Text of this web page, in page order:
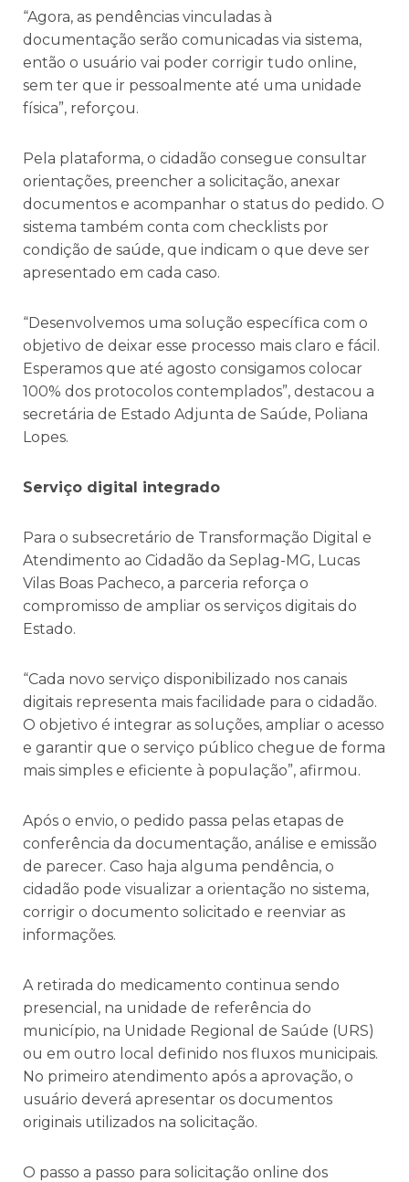
“Agora, as pendências vinculadas à
documentação serão comunicadas via sistema,
então o usuário vai poder corrigir tudo online,
sem ter que ir pessoalmente até uma unidade
física”, reforçou.
Pela plataforma, o cidadão consegue consultar
orientações, preencher a solicitação, anexar
documentos e acompanhar o status do pedido. O
sistema também conta com checklists por
condição de saúde, que indicam o que deve ser
apresentado em cada caso.
“Desenvolvemos uma solução específica com o
objetivo de deixar esse processo mais claro e fácil.
Esperamos que até agosto consigamos colocar
100% dos protocolos contemplados”, destacou a
secretária de Estado Adjunta de Saúde, Poliana
Lopes.
Serviço digital integrado
Para o subsecretário de Transformação Digital e
Atendimento ao Cidadão da Seplag-MG, Lucas
Vilas Boas Pacheco, a parceria reforça o
compromisso de ampliar os serviços digitais do
Estado.
“Cada novo serviço disponibilizado nos canais
digitais representa mais facilidade para o cidadão.
O objetivo é integrar as soluções, ampliar o acesso
e garantir que o serviço público chegue de forma
mais simples e eficiente à população”, afirmou.
Após o envio, o pedido passa pelas etapas de
conferência da documentação, análise e emissão
de parecer. Caso haja alguma pendência, o
cidadão pode visualizar a orientação no sistema,
corrigir o documento solicitado e reenviar as
informações.
A retirada do medicamento continua sendo
presencial, na unidade de referência do
município, na Unidade Regional de Saúde (URS)
ou em outro local definido nos fluxos municipais.
No primeiro atendimento após a aprovação, o
usuário deverá apresentar os documentos
originais utilizados na solicitação.
O passo a passo para solicitação online dos